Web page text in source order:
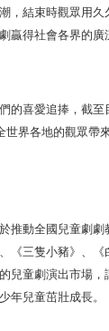
，結束時觀眾用
贏得社會各界的廣
喜愛追捧，截至
界各地的觀眾帶
動全國兒童劇劇
《三隻小豬》、
兒童劇演出市場
年兒童茁壯成長。